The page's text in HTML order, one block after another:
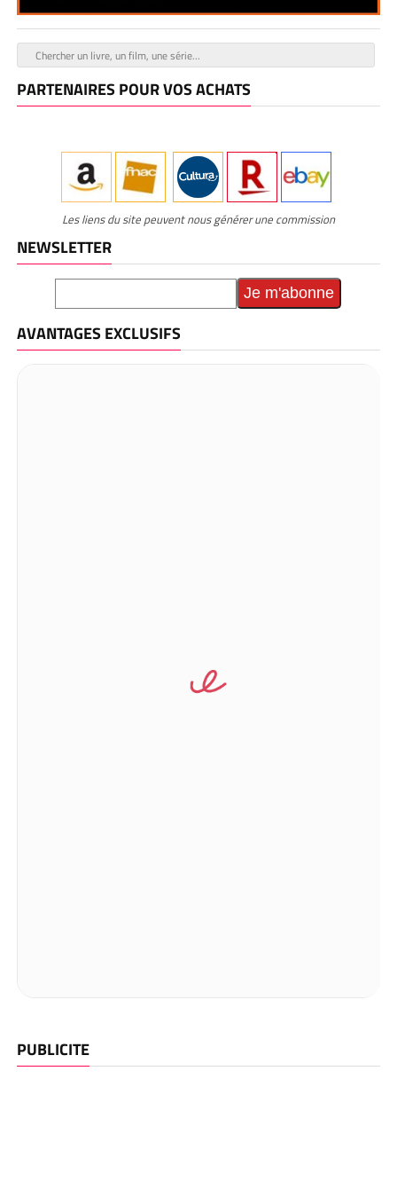
PARTENAIRES POUR VOS ACHATS
Les liens du site peuvent nous générer une commission
NEWSLETTER
AVANTAGES EXCLUSIFS
PUBLICITE